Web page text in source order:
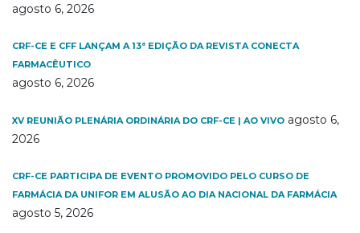
agosto 6, 2026
CRF-CE E CFF LANÇAM A 13ª EDIÇÃO DA REVISTA CONECTA
FARMACÊUTICO
agosto 6, 2026
XV REUNIÃO PLENÁRIA ORDINÁRIA DO CRF-CE | AO VIVO agosto 6,
2026
CRF-CE PARTICIPA DE EVENTO PROMOVIDO PELO CURSO DE
FARMÁCIA DA UNIFOR EM ALUSÃO AO DIA NACIONAL DA FARMÁCIA
agosto 5, 2026